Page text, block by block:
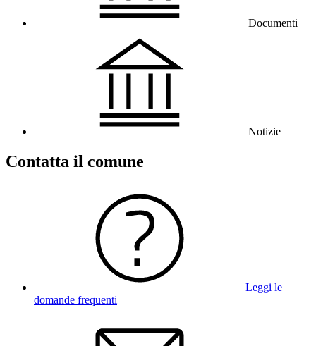
Documenti
Notizie
Contatta il comune
Leggi le
domande frequenti